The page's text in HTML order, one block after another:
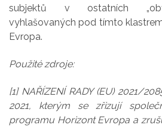
subjektů v ostatních
vyhlašovaných pod tímto
Evropa.
Použité zdroje:
[1] NAŘÍZENÍ RADY (EU) 2021/
2021, kterým se zřizují
programu Horizont Evropa a